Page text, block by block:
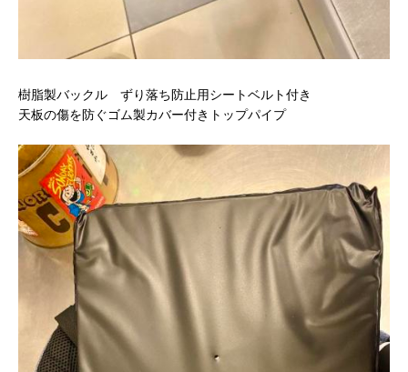
樹脂製バックル ずり落ち防止用シートベルト付き
天板の傷を防ぐゴム製カバー付きトップパイプ